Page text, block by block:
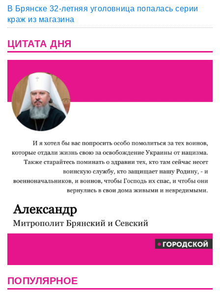
В Брянске 32-летняя уголовница попалась серии
краж из магазина
ЦИТАТА ДНЯ
ПОПУЛЯРНОЕ